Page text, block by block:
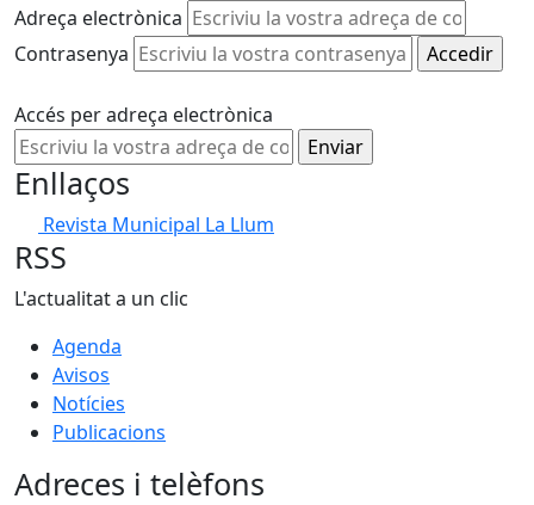
Adreça electrònica
Contrasenya
Accés per adreça electrònica
Enllaços
Revista Municipal La Llum
RSS
L'actualitat a un clic
Agenda
Avisos
Notícies
Publicacions
Adreces i telèfons